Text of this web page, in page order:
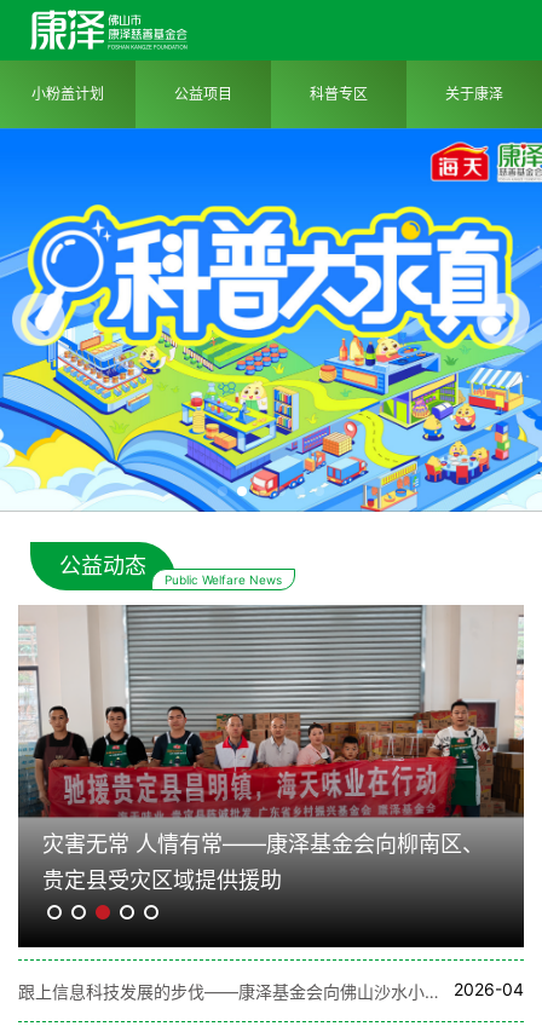
小粉盖计划 公益项目 科普专区 关于康泽
公益动态
Public Welfare News
灾害无常 人情有常——康泽基金会向柳南区、
贵定县受灾区域提供援助
跟上信息科技发展的步伐——康泽基金会向佛山沙水小学捐赠绿色电脑 2026-04